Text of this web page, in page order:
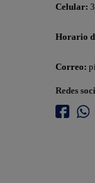
Celular:
Horario
Correo:
Redes